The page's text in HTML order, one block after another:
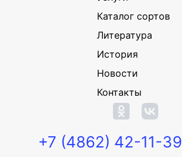
Каталог сортов
Литература
История
Новости
Контакты
+7 (4862) 42-11-39